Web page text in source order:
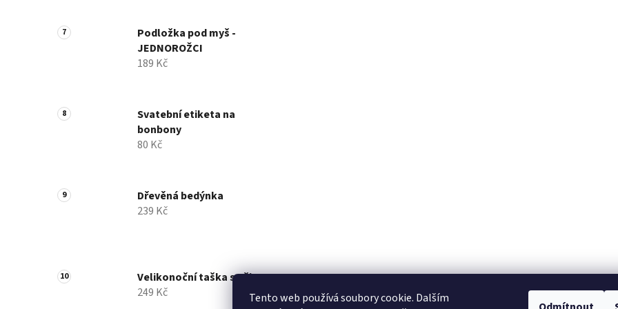
Tento web používá soubory cookie. Dalším
Podložka pod myš -
JEDNOROŽCI
189 Kč
Svatební etiketa na
bonbony
80 Kč
Dřevěná bedýnka
239 Kč
Velikonoční taška s ušima
249 Kč